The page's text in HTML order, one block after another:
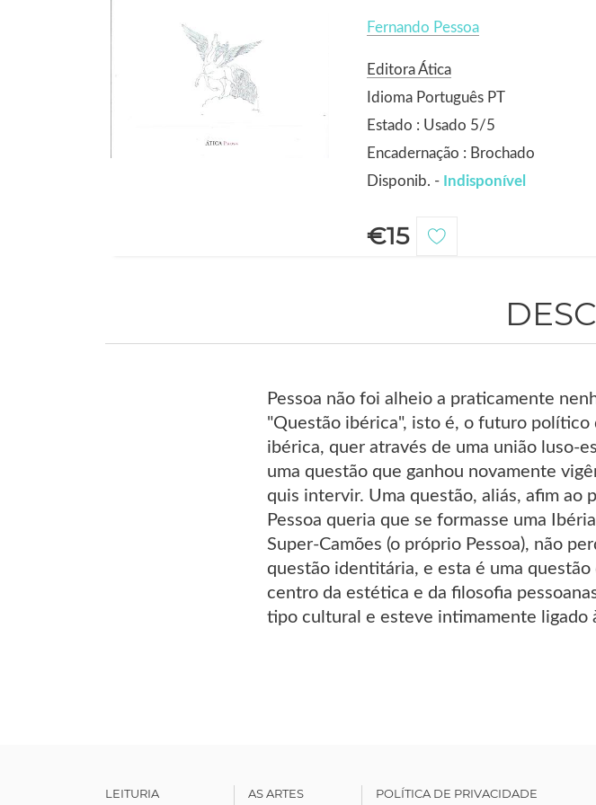
Fernando Pessoa
Editora Ática
Idioma Português PT
Estado : Usado 5/5
Encadernação : Brochado
Disponib. - Indisponível
€15
Pessoa não foi alheio a praticamente
"Questão ibérica", isto é, o futuro político
ibérica, quer através de uma união luso-
uma questão que ganhou novamente
quis intervir. Uma questão, aliás, afim ao
Pessoa queria que se formasse uma
Super-Camões (o próprio Pessoa), não
questão identitária, e esta é uma
centro da estética e da filosofia
tipo cultural e esteve intimamente ligado
LEITURIA AS ARTES POLÍTICA DE PRIVACIDADE